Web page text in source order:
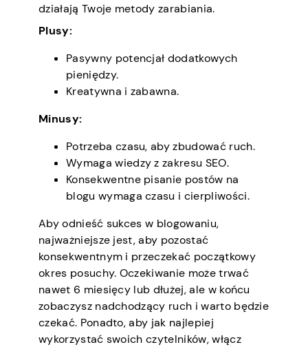
działają Twoje metody zarabiania.
Plusy:
Pasywny potencjał dodatkowych
pieniędzy.
Kreatywna i zabawna.
Minusy:
Potrzeba czasu, aby zbudować ruch.
Wymaga wiedzy z zakresu SEO.
Konsekwentne pisanie postów na
blogu wymaga czasu i cierpliwości.
Aby odnieść sukces w blogowaniu,
najważniejsze jest, aby pozostać
konsekwentnym i przeczekać początkowy
okres posuchy. Oczekiwanie może trwać
nawet 6 miesięcy lub dłużej, ale w końcu
zobaczysz nadchodzący ruch i warto będzie
czekać. Ponadto, aby jak najlepiej
wykorzystać swoich czytelników, włącz